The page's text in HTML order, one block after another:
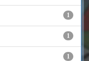
1
1
1